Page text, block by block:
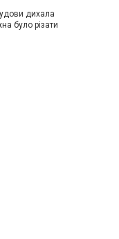
дихала
було різати